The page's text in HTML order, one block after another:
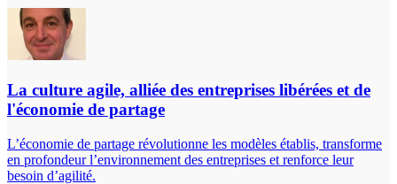
La culture agile, alliée des entreprises libérées et de
l'économie de partage
L’économie de partage révolutionne les modèles établis, transforme
en profondeur l’environnement des entreprises et renforce leur
besoin d’agilité.